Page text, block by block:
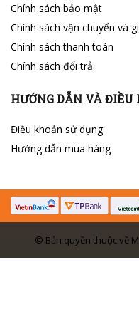
Chính sách bảo mật
Chính sách vận chuyển và
Chính sách thanh toán
Chính sách đổi trả
HƯỚNG DẪN VÀ ĐIỀU
Điều khoản sử dụng
Hướng dẫn mua hàng
© Bản quyền thuộc về